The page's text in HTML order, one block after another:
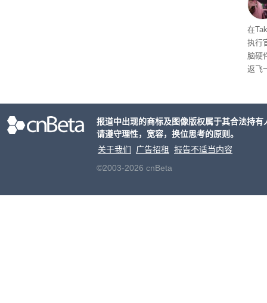
流
在
执行
脑硬
返飞
报道中出现的商标及图像版权属于其合法持
请遵守理性，宽容，换位思考的原则。
关于我们
广告招租
报告不适当内容
©2003-2026 cnBeta